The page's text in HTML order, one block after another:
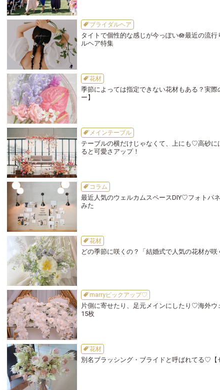
ブライダルヘア
タイトで個性的な感じが今っぽい🪷最近の流
ルヘア特集
花材
季節によっては指定できない花材もある？実
ー】
メインテーブル
テーブルの横だけじゃなくて、上にも♡高砂
ると可愛さアップ！
コラム
最近人気のウェルカムスペースDIY♡フォトパ
みた
花材
どの季節に咲くの？「結婚式で人気の花材が
marryピックアップ♡
片側に寄せたり、足元メインにしたり♡海外
15枚
花材
別名ブラッシング・ブライドと呼ばれてる♡【